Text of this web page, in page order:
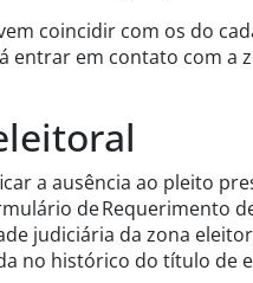
coincidir com os do
entrar em contato com a
a ausência ao pleito
de Requerimento
judiciária da zona
no histórico do título de